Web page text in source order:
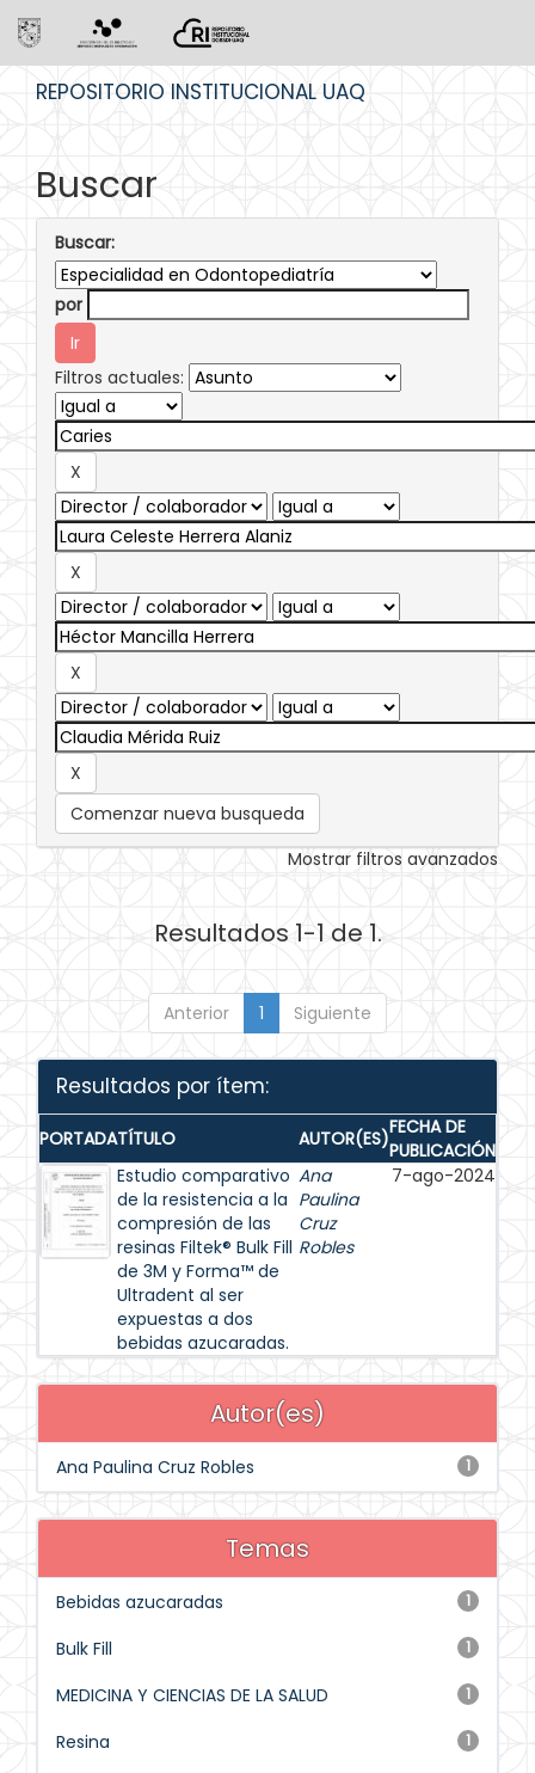
REPOSITORIO INSTITUCIONAL UAQ
Buscar
Buscar:
por
Filtros actuales:
Comenzar nueva busqueda
Mostrar filtros avanzados
Resultados 1-1 de 1.
Anterior 1 Siguiente
Resultados por ítem:
PORTADATÍTULO AUTOR(ES)FECHA DE
PUBLICACIÓN
Estudio comparativo
de la resistencia a la
compresión de las
resinas Filtek® Bulk Fill
de 3M y Forma™ de
Ultradent al ser
expuestas a dos
bebidas azucaradas.
Ana
Paulina
Cruz
Robles
7-ago-2024
Autor(es)
1
Ana Paulina Cruz Robles
Temas
1
Bebidas azucaradas
1
Bulk Fill
1
MEDICINA Y CIENCIAS DE LA SALUD
1
Resina